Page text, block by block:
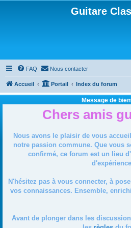
Guitare
FAQ Nous contacter
Accueil Portail Index du forum
Message de
Chers amis
Nous avons le plaisir de vous
notre passion commune. Que vous
confirmé, ce forum est un lieu
N'hésitez pas à vous connecter, à
vos connaissances. Ensemble,
Avant de plonger dans les